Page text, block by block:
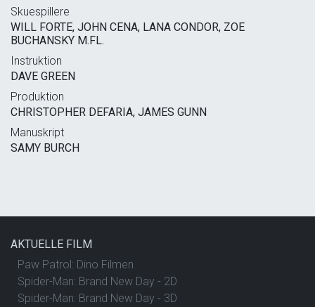
Skuespillere
WILL FORTE, JOHN CENA, LANA CONDOR, ZOE
BUCHANSKY M.FL.
Instruktion
DAVE GREEN
Produktion
CHRISTOPHER DEFARIA, JAMES GUNN
Manuskript
SAMY BURCH
AKTUELLE FILM
Paw Patrol: Dino Filmen
Spider-Man: Brand New Day - 2D
Spider-Man: Brand New Day - 3D